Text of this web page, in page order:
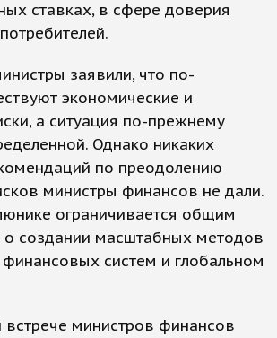
ставках, в сфере доверия
заявили, что по-
экономические и
а ситуация по-прежнему
Однако никаких
по преодолению
министры финансов не дали.
ограничивается общим
создании масштабных методов
финансовых систем и глобальном
встрече министров финансов